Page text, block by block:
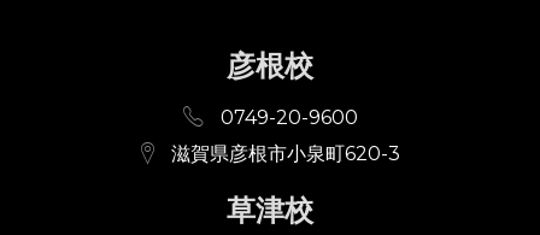
彦根校
0749-20-9600
滋賀県彦根市小泉町620-3
草津校